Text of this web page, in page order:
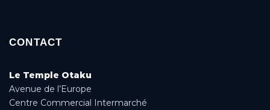
CONTACT
Le Temple Otaku
Avenue de l’Europe
Centre Commercial Intermarché